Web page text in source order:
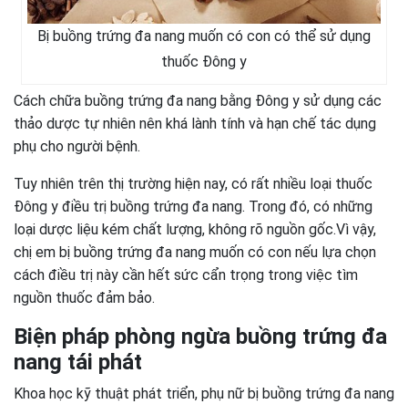
Bị buồng trứng đa nang muốn có con có thể sử dụng
thuốc Đông y
Cách chữa buồng trứng đa nang bằng Đông y sử dụng các
thảo dược tự nhiên nên khá lành tính và hạn chế tác dụng
phụ cho người bệnh.
Tuy nhiên trên thị trường hiện nay, có rất nhiều loại thuốc
Đông y điều trị buồng trứng đa nang. Trong đó, có những
loại dược liệu kém chất lượng, không rõ nguồn gốc.Vì vậy,
chị em bị buồng trứng đa nang muốn có con nếu lựa chọn
cách điều trị này cần hết sức cẩn trọng trong việc tìm
nguồn thuốc đảm bảo.
Biện pháp phòng ngừa buồng trứng đa
nang tái phát
Khoa học kỹ thuật phát triển, phụ nữ bị buồng trứng đa nang